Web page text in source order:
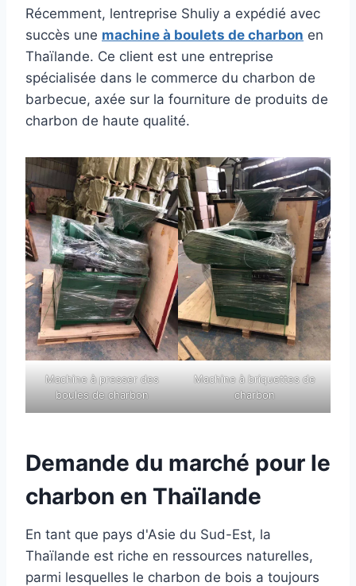
Récemment, lentreprise Shuliy a expédié avec
succès une machine à boulets de charbon en
Thaïlande. Ce client est une entreprise
spécialisée dans le commerce du charbon de
barbecue, axée sur la fourniture de produits de
charbon de haute qualité.
Machine à presser des
boules de charbon
Machine à briquettes de
charbon
Demande du marché pour le
charbon en Thaïlande
En tant que pays d'Asie du Sud-Est, la
Thaïlande est riche en ressources naturelles,
parmi lesquelles le charbon de bois a toujours